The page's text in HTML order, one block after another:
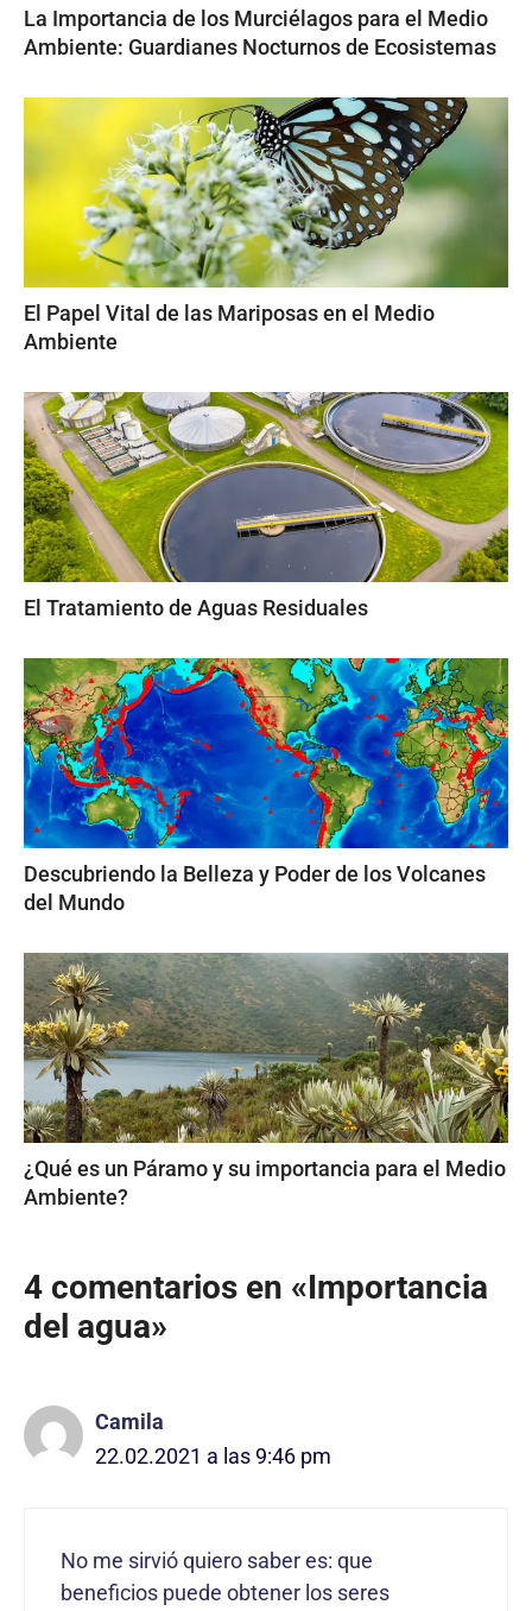
La Importancia de los Murciélagos para el Medio
Ambiente: Guardianes Nocturnos de Ecosistemas
El Papel Vital de las Mariposas en el Medio
Ambiente
El Tratamiento de Aguas Residuales
Descubriendo la Belleza y Poder de los Volcanes
del Mundo
¿Qué es un Páramo y su importancia para el Medio
Ambiente?
4 comentarios en «Importancia
del agua»
Camila
22.02.2021 a las 9:46 pm
No me sirvió quiero saber es: que
beneficios puede obtener los seres